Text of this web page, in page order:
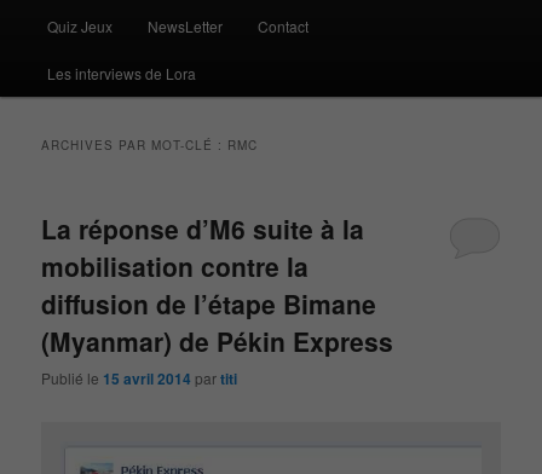
Quiz Jeux NewsLetter Contact
Les interviews de Lora
ARCHIVES PAR MOT-CLÉ : RMC
La réponse d’M6 suite à la
mobilisation contre la
diffusion de l’étape Bimane
(Myanmar) de Pékin Express
Publié le 15 avril 2014 partiti